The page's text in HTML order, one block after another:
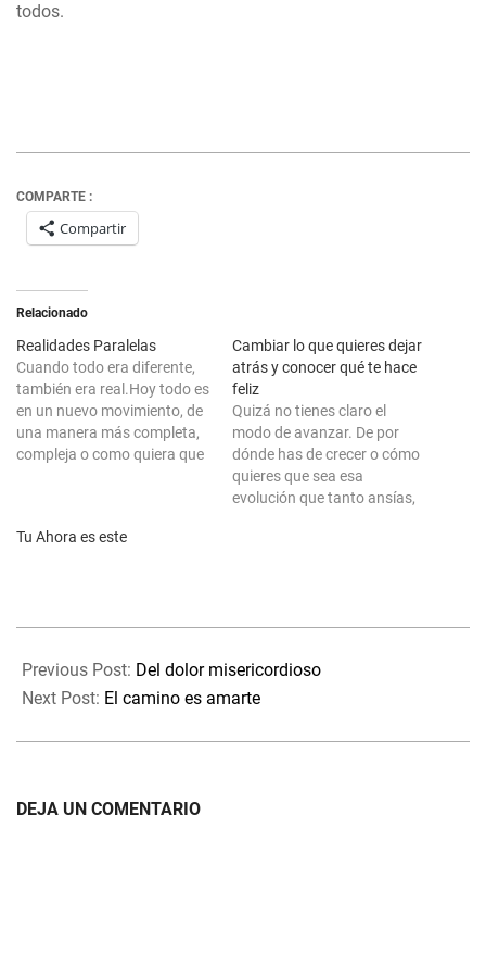
todos.
COMPARTE :
Compartir
Relacionado
Realidades Paralelas
Cuando todo era diferente,
también era real.Hoy todo es
en un nuevo movimiento, de
una manera más completa,
compleja o como quiera que
todo, también el ahora,
que nada permanece y…
Cambiar lo que quieres dejar
atrás y conocer qué te hace
feliz
Quizá no tienes claro el
modo de avanzar. De por
dónde has de crecer o cómo
quieres que sea esa
evolución que tanto ansías,
partiendo de la…
Tu Ahora es este
04-
20
Previous Post: Del dolor misericordioso
Next Post: El camino es amarte
DEJA UN COMENTARIO